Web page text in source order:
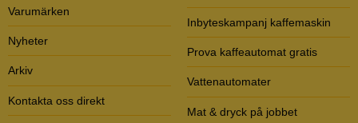
Varumärken
Nyheter
Arkiv
Kontakta oss direkt
Inbyteskampanj kaffemaskin
Prova kaffeautomat gratis
Vattenautomater
Mat & dryck på jobbet